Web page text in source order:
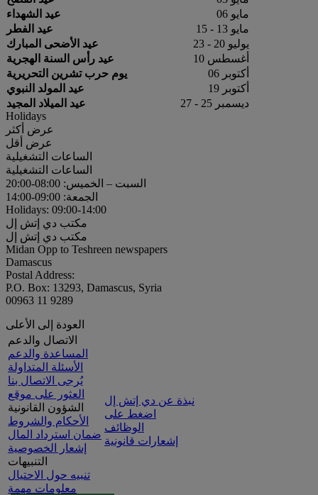
عيد الشهداء
مايو 06
عيد الفطر
مايو 13 - 15
عيد الأضحى المبارك
يوليو 20 - 23
عيد رأس السنة الهجرية
أغسطس 10
يوم حرب تشرين التحريرية
أكتوبر 06
عيد المولد النبوي
أكتوبر 19
عيد الميلاد المجيد
ديسمبر 25 - 27
Holidays
عرض أكثر
عرض أقل
الساعات التشغيلية
الساعات التشغيلية
السبت – الخميس: 08:00-20:00
الجمعة: 09:00-14:00
Holidays: 09:00-14:00
مكتب دي إتش إل
مكتب دي إتش إل
Midan Opp to Teshreen newspapers
Damascus
Postal Address:
P.O. Box: 13293, Damascus, Syria
00963 11 9289
العودة إلى الأعلى
المساعدة والدعم
الأسئلة المتداولة
يُرجى الاتصال بنا
العثور على موقع
الشؤون القانونية
الأحكام والشروط
ضمان استرداد المال
إشعار الخصوصية
التنبيهات
تنبيه حول الاحتيال
معلومات مهمة
نبذة عن دي إتش إل
اضغط على
الوظائف
إشعارات قانونية